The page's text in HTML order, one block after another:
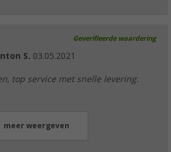
Geverifieerde waardering
S. 03.05.2021
top service met snelle levering.
meer weergeven